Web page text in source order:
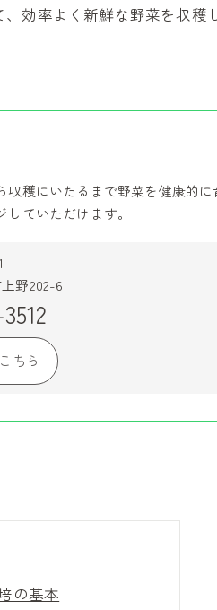
効率よく新鮮な野菜を収穫
穫にいたるまで野菜を健康的
ていただけます。
野202-6
ちら
の基本